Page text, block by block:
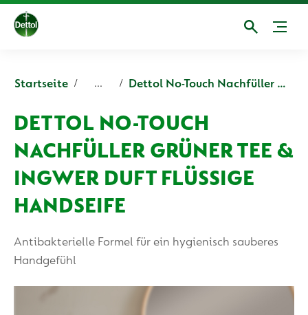
Startseite ... Dettol No-Touch Nachfüller Grüner Tee & Ingwer Duft flüssige Handseife
DETTOL NO-TOUCH
NACHFÜLLER GRÜNER TEE &
INGWER DUFT FLÜSSIGE
HANDSEIFE
Antibakterielle Formel für ein hygienisch sauberes
Handgefühl